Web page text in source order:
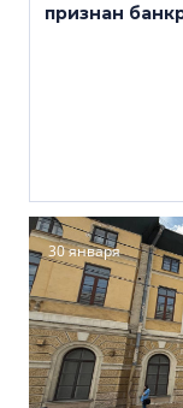
признан
30 января